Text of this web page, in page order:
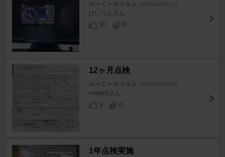
ルーミーカスタム [M900A/M910A]
けいりんさん
10
0
12ヶ月点検
ルーミーカスタム [M900A/M910A]
motochさん
9
0
1年点検実施